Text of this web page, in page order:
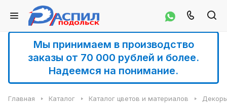
Мы принимаем в производство
заказы от 70 000 рублей и более.
Надеемся на понимание.
Главная Каталог Каталог цветов и материалов